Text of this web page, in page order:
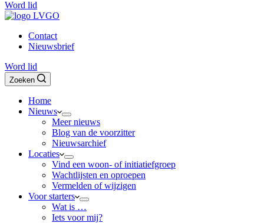
Word lid
Contact
Nieuwsbrief
Word lid
Zoeken
Home
Nieuws
Meer nieuws
Blog van de voorzitter
Nieuwsarchief
Locaties
Vind een woon- of initiatiefgroep
Wachtlijsten en oproepen
Vermelden of wijzigen
Voor starters
Wat is …
Iets voor mij?